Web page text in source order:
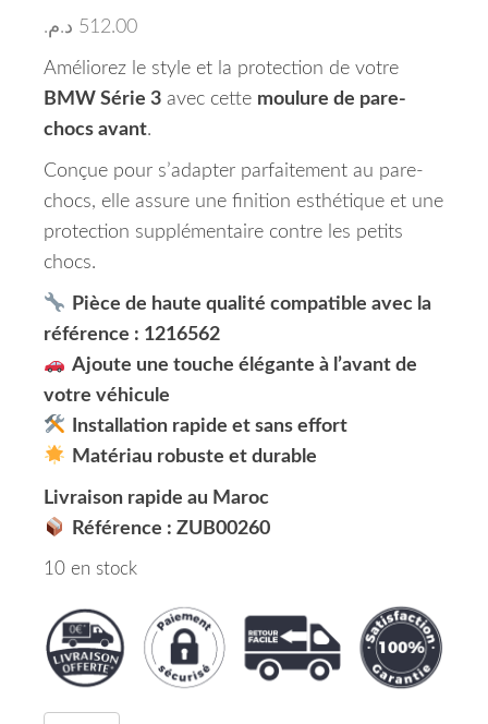
512.00 د.م.
Améliorez le style et la protection de votre
BMW Série 3 avec cette moulure de pare-
chocs avant.
Conçue pour s’adapter parfaitement au pare-
chocs, elle assure une finition esthétique et une
protection supplémentaire contre les petits
chocs.
Pièce de haute qualité compatible avec la
référence : 1216562
Ajoute une touche élégante à l’avant de
votre véhicule
Installation rapide et sans effort
Matériau robuste et durable
Livraison rapide au Maroc
Référence : ZUB00260
10 en stock